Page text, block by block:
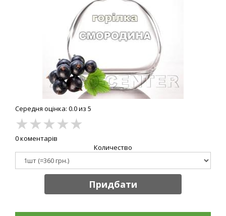
Середня оцінка: 0.0 из 5
★★★★★
0 коментарів
Количество
Придбати